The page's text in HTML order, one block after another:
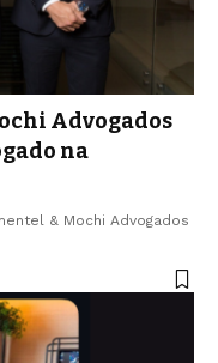
Advogados
na
& Mochi Advogados